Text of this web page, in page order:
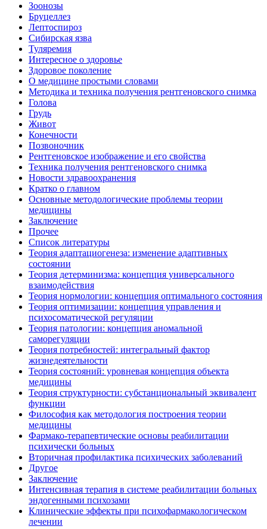
Зоонозы
Бруцеллез
Лептоспироз
Сибирская язва
Туляремия
Интересное о здоровье
Здоровое поколение
О медицине простыми словами
Методика и техника получения рентгеновского снимка
Голова
Грудь
Живот
Конечности
Позвоночник
Рентгеновское изображение и его свойства
Техника получения рентгеновского снимка
Новости здравоохранения
Кратко о главном
Основные методологические проблемы теории
медицины
Заключение
Прочее
Список литературы
Теория адаптациогенеза: изменение адаптивных
состоянии
Теория детерминизма: концепция универсального
взаимодействия
Теория нормологии: концепция оптимального состояния
Теория оптимизации: концепция управления и
психосоматической регуляции
Теория патологии: концепция аномальной
саморегуляции
Теория потребностей: интегральный фактор
жизнедеятельности
Теория состояний: уровневая концепция объекта
медицины
Теория структурности: субстанциональный эквивалент
функции
Философия как методология построения теории
медицины
Фармако-терапевтические основы реабилитации
психически больных
Вторичная профилактика психических заболеваний
Другое
Заключение
Интенсивная терапия в системе реабилитации больных
эндогенными психозами
Клинические эффекты при психофармакологическом
лечении